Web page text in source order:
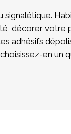
décorer votre
adhésifs
en un